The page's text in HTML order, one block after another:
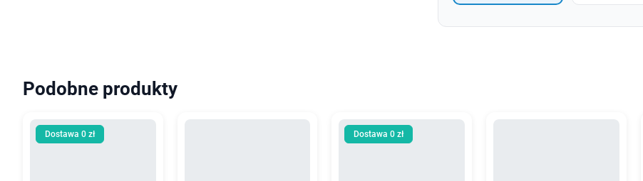
Podobne produkty
Dostawa 0 zł Dostawa 0 zł